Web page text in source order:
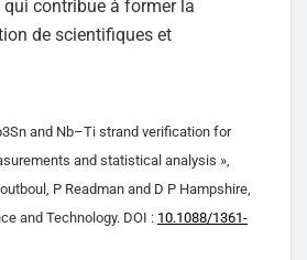
contribue à former la
de scientifiques et
and Nb–Ti strand verification for
and statistical analysis »,
P Readman and D P Hampshire,
and Technology. DOI : 10.1088/1361-